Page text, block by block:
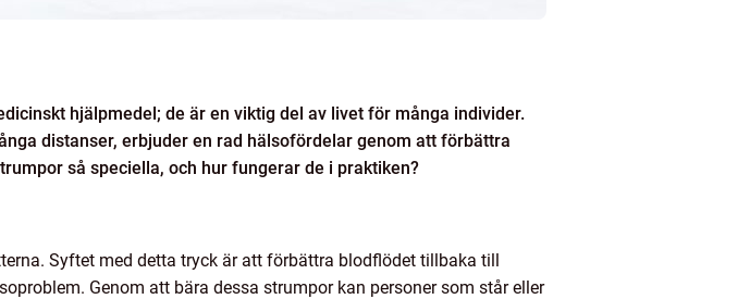
hjälpmedel; de är en viktig del av livet för många individer.
distanser, erbjuder en rad hälsofördelar genom att förbättra
så speciella, och hur fungerar de i praktiken?
Syftet med detta tryck är att förbättra blodflödet tillbaka till
Genom att bära dessa strumpor kan personer som står eller